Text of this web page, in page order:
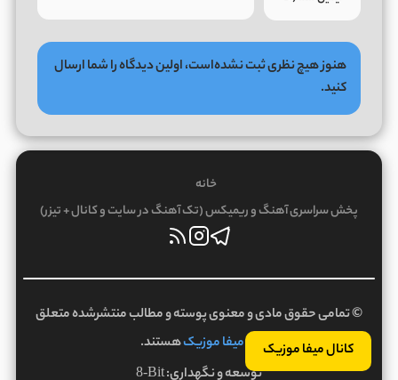
کانال میفا موزیک
هنوز هیچ نظری ثبت نشده‌است، اولین دیدگاه را شما ارسال
کنید.
خانه
پخش سراسری آهنگ و ریمیکس (تک آهنگ در سایت و کانال + تیزر)
© تمامی حقوق مادی و معنوی پوسته و مطالب منتشرشده متعلق
بهمیفا موزیکهستند.
توسعه و نگهداری:8-Bit